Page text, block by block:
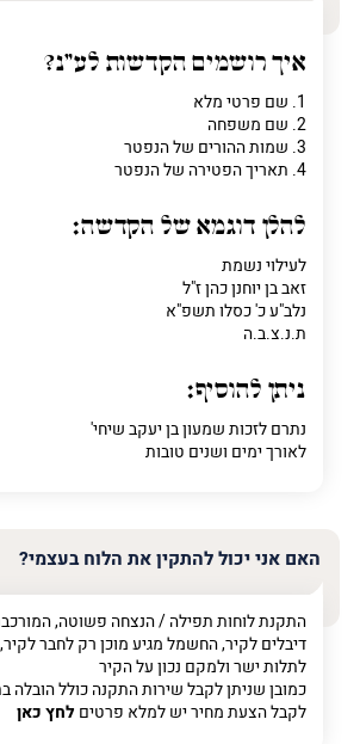
איך רושמים הקדשות לע"נ?
1. שם פרטי מלא
2. שם משפחה
3. שמות ההורים של הנפטר
4. תאריך הפטירה של הנפטר
להלן דוגמא של הקדשה:
לעילוי נשמת
זאב בן יוחנן כהן ז"ל
נלב"ע כ' כסלו תשפ"א
ת.נ.צ.ב.ה
ניתן להוסיף:
נתרם לזכות שמעון בן יעקב שיחי'
לאורך ימים ושנים טובות
האם אני יכול להתקין את הלוח בעצמי?
דיבלים לקיר, החשמל מגיע מוכן רק לחבר
לתלות ישר ולמקם נכון על הקיר
כמובן שניתן לקבל שירות התקנה כולל הובלה
לקבל הצעת מחיר יש למלא פרטים לחץ כאן